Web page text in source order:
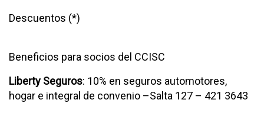
Descuentos (*)
Beneficios para socios del CCISC
Liberty Seguros: 10% en seguros automotores,
hogar e integral de convenio –Salta 127 – 421 3643